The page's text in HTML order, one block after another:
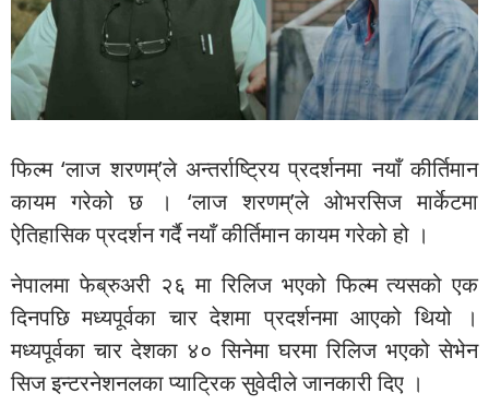
फिल्म ‘लाज शरणम्’ले अन्तर्राष्ट्रिय प्रदर्शनमा नयाँ कीर्तिमान
कायम गरेको छ । ‘लाज शरणम्’ले ओभरसिज मार्केटमा
ऐतिहासिक प्रदर्शन गर्दै नयाँ कीर्तिमान कायम गरेको हो ।
नेपालमा फेब्रुअरी २६ मा रिलिज भएको फिल्म त्यसको एक
दिनपछि मध्यपूर्वका चार देशमा प्रदर्शनमा आएको थियो ।
मध्यपूर्वका चार देशका ४० सिनेमा घरमा रिलिज भएको सेभेन
सिज इन्टरनेशनलका प्याट्रिक सुवेदीले जानकारी दिए ।